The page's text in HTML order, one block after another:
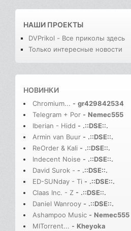
НАШИ ПРОЕКТЫ
DVPrikol - Все приколы здесь
Только интересные новости
НОВИНКИ
Chromium... - gr429842534
Telegram + Por - Nemec555
Iberian - Hidd - .::DSE::.
Armin van Buur - .::DSE::.
ReOrder & Kali - .::DSE::.
Indecent Noise - .::DSE::.
David Surok - - .::DSE::.
ED-SUNday - Ti - .::DSE::.
Claas Inc. - Z - .::DSE::.
Daniel Wanrooy - .::DSE::.
Ashampoo Music - Nemec555
MITorrent... - Kheyoka